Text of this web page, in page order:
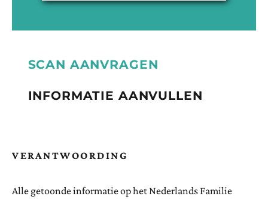
SCAN AANVRAGEN
INFORMATIE AANVULLEN
VERANTWOORDING
Alle getoonde informatie op het Nederlands Familie